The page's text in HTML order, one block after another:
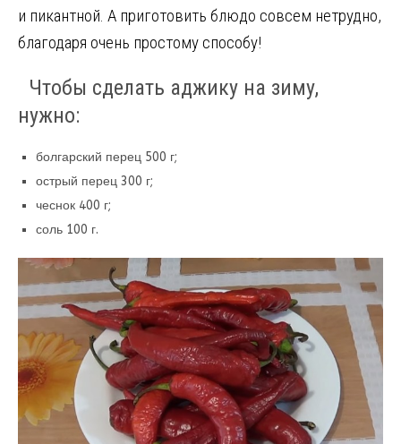
и пикантной. А приготовить блюдо совсем нетрудно,
благодаря очень простому способу!
Чтобы сделать аджику на зиму,
нужно:
болгарский перец 500 г;
острый перец 300 г;
чеснок 400 г;
соль 100 г.